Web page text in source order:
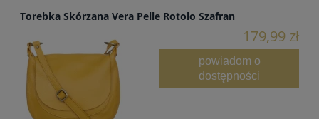
Torebka Skórzana Vera Pelle Rotolo Szafran
179,99 zł
powiadom o
dostępności